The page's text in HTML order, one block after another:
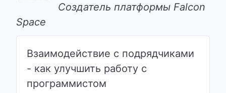
Cоздатель платформы Falcon
Space
Взаимодействие с подрядчиками
- как улучшить работу с
программистом